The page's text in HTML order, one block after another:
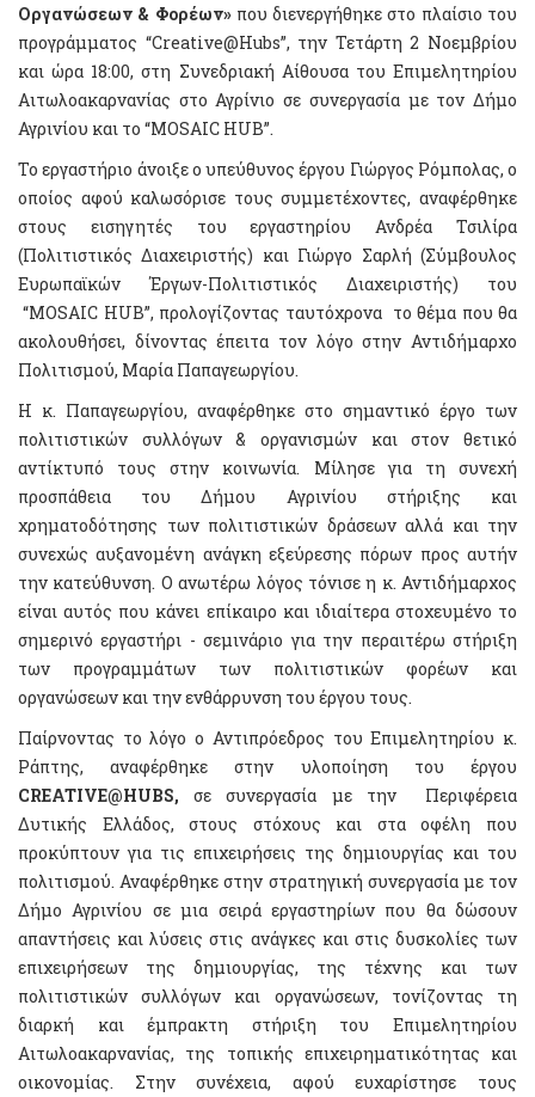
Οργανώσεων & Φορέων»που διενεργήθηκε στο πλαίσιο του
προγράμματος “Creative@Hubs”, την Τετάρτη 2 Νοεμβρίου
και ώρα 18:00, στη Συνεδριακή Αίθουσα του Επιμελητηρίου
Αιτωλοακαρνανίας στο Αγρίνιο σε συνεργασία με τον Δήμο
Αγρινίου και το “MOSAIC HUB”.
Το εργαστήριο άνοιξε ο υπεύθυνος έργου Γιώργος Ρόμπολας, ο
οποίος αφού καλωσόρισε τους συμμετέχοντες, αναφέρθηκε
στους εισηγητές του εργαστηρίου Ανδρέα Τσιλίρα
(Πολιτιστικός Διαχειριστής) και Γιώργο Σαρλή (Σύμβουλος
Ευρωπαϊκών Έργων-Πολιτιστικός Διαχειριστής) του
“MOSAIC HUB”, προλογίζοντας ταυτόχρονα το θέμα που θα
ακολουθήσει, δίνοντας έπειτα τον λόγο στην Αντιδήμαρχο
Πολιτισμού, Μαρία Παπαγεωργίου.
Η κ. Παπαγεωργίου, αναφέρθηκε στο σημαντικό έργο των
πολιτιστικών συλλόγων & οργανισμών και στον θετικό
αντίκτυπό τους στην κοινωνία. Μίλησε για τη συνεχή
προσπάθεια του Δήμου Αγρινίου στήριξης και
χρηματοδότησης των πολιτιστικών δράσεων αλλά και την
συνεχώς αυξανομένη ανάγκη εξεύρεσης πόρων προς αυτήν
την κατεύθυνση. Ο ανωτέρω λόγος τόνισε η κ. Αντιδήμαρχος
είναι αυτός που κάνει επίκαιρο και ιδιαίτερα στοχευμένο το
σημερινό εργαστήρι - σεμινάριο για την περαιτέρω στήριξη
των προγραμμάτων των πολιτιστικών φορέων και
οργανώσεων και την ενθάρρυνση του έργου τους.
Παίρνοντας το λόγο ο Αντιπρόεδρος του Επιμελητηρίου κ.
Ράπτης, αναφέρθηκε στην υλοποίηση του έργου
CREATIVE@HUBS, σε συνεργασία με την Περιφέρεια
Δυτικής Ελλάδος, στους στόχους και στα οφέλη που
προκύπτουν για τις επιχειρήσεις της δημιουργίας και του
πολιτισμού. Αναφέρθηκε στην στρατηγική συνεργασία με τον
Δήμο Αγρινίου σε μια σειρά εργαστηρίων που θα δώσουν
απαντήσεις και λύσεις στις ανάγκες και στις δυσκολίες των
επιχειρήσεων της δημιουργίας, της τέχνης και των
πολιτιστικών συλλόγων και οργανώσεων, τονίζοντας τη
διαρκή και έμπρακτη στήριξη του Επιμελητηρίου
Αιτωλοακαρνανίας, της τοπικής επιχειρηματικότητας και
οικονομίας. Στην συνέχεια, αφού ευχαρίστησε τους